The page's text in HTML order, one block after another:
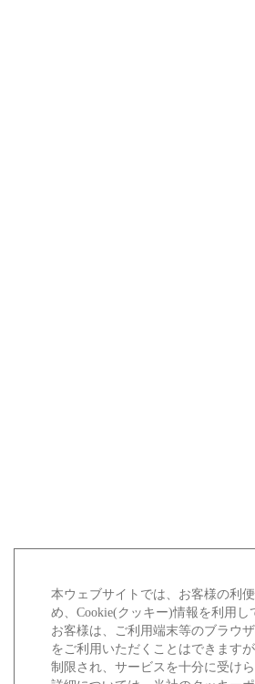
本ウェブサイトでは、お客様の利
め、Cookie(クッキー)情報を利用し
お客様は、ご利用端末等のブラウ
をご利用いただくことはできます
制限され、サービスを十分に受け